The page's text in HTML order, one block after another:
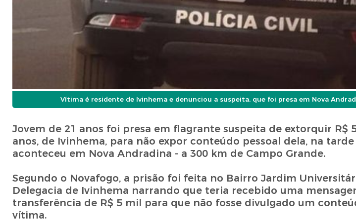
Vítima é residente de Ivinhema e denunciou a suspeita, que foi presa em Nova
Jovem de 21 anos foi presa em flagrante suspeita de extorquir R$
anos, de Ivinhema, para não expor conteúdo pessoal dela, na
aconteceu em Nova Andradina - a 300 km de Campo Grande.
Segundo o Novafogo, a prisão foi feita no Bairro Jardim
Delegacia de Ivinhema narrando que teria recebido uma
transferência de R$ 5 mil para que não fosse divulgado um
vítima.